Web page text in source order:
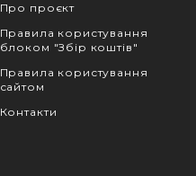
Про проєкт
Правила користування
блоком "Збір коштів"
Правила користування
сайтом
Контакти